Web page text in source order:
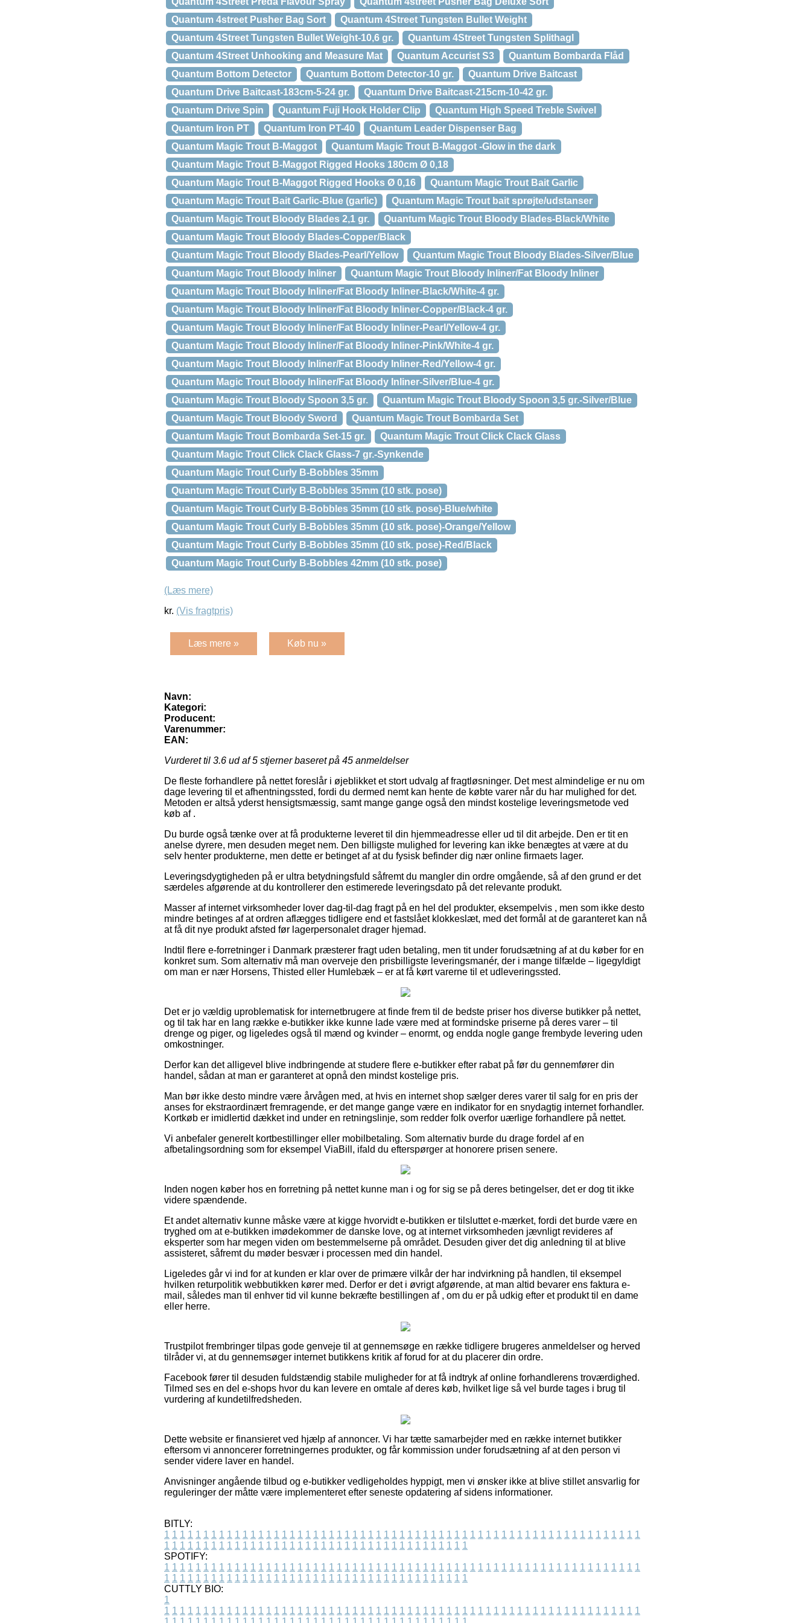
Quantum 4street Pusher Bag Sort
Quantum 4Street Tungsten Bullet Weight
Quantum 4Street Tungsten Bullet Weight-10,6 gr.
Quantum 4Street Tungsten Splithagl
Quantum 4Street Unhooking and Measure Mat
Quantum Accurist S3
Quantum Bombarda Flåd
Quantum Bottom Detector
Quantum Bottom Detector-10 gr.
Quantum Drive Baitcast
Quantum Drive Baitcast-183cm-5-24 gr.
Quantum Drive Baitcast-215cm-10-42 gr.
Quantum Drive Spin
Quantum Fuji Hook Holder Clip
Quantum High Speed Treble Swivel
Quantum Iron PT
Quantum Iron PT-40
Quantum Leader Dispenser Bag
Quantum Magic Trout B-Maggot
Quantum Magic Trout B-Maggot -Glow in the dark
Quantum Magic Trout B-Maggot Rigged Hooks 180cm Ø 0,18
Quantum Magic Trout B-Maggot Rigged Hooks Ø 0,16
Quantum Magic Trout Bait Garlic
Quantum Magic Trout Bait Garlic-Blue (garlic)
Quantum Magic Trout bait sprøjte/udstanser
Quantum Magic Trout Bloody Blades 2,1 gr.
Quantum Magic Trout Bloody Blades-Black/White
Quantum Magic Trout Bloody Blades-Copper/Black
Quantum Magic Trout Bloody Blades-Pearl/Yellow
Quantum Magic Trout Bloody Blades-Silver/Blue
Quantum Magic Trout Bloody Inliner
Quantum Magic Trout Bloody Inliner/Fat Bloody Inliner
Quantum Magic Trout Bloody Inliner/Fat Bloody Inliner-Black/White-4 gr.
Quantum Magic Trout Bloody Inliner/Fat Bloody Inliner-Copper/Black-4 gr.
Quantum Magic Trout Bloody Inliner/Fat Bloody Inliner-Pearl/Yellow-4 gr.
Quantum Magic Trout Bloody Inliner/Fat Bloody Inliner-Pink/White-4 gr.
Quantum Magic Trout Bloody Inliner/Fat Bloody Inliner-Red/Yellow-4 gr.
Quantum Magic Trout Bloody Inliner/Fat Bloody Inliner-Silver/Blue-4 gr.
Quantum Magic Trout Bloody Spoon 3,5 gr.
Quantum Magic Trout Bloody Spoon 3,5 gr.-Silver/Blue
Quantum Magic Trout Bloody Sword
Quantum Magic Trout Bombarda Set
Quantum Magic Trout Bombarda Set-15 gr.
Quantum Magic Trout Click Clack Glass
Quantum Magic Trout Click Clack Glass-7 gr.-Synkende
Quantum Magic Trout Curly B-Bobbles 35mm
Quantum Magic Trout Curly B-Bobbles 35mm (10 stk. pose)
Quantum Magic Trout Curly B-Bobbles 35mm (10 stk. pose)-Blue/white
Quantum Magic Trout Curly B-Bobbles 35mm (10 stk. pose)-Orange/Yellow
Quantum Magic Trout Curly B-Bobbles 35mm (10 stk. pose)-Red/Black
Quantum Magic Trout Curly B-Bobbles 42mm (10 stk. pose)
(Læs mere)
kr. (Vis fragtpris)
Læs mere » Køb nu »
Navn:
Kategori:
Producent:
Varenummer:
EAN:
Vurderet til 3.6 ud af 5 stjerner baseret på 45 anmeldelser
De fleste forhandlere på nettet foreslår i øjeblikket et stort udvalg af fragtløsninger. Det mest almindelige er nu om
dage levering til et afhentningssted, fordi du dermed nemt kan hente de købte varer når du har mulighed for det.
Metoden er altså yderst hensigtsmæssig, samt mange gange også den mindst kostelige leveringsmetode ved
køb af .
Du burde også tænke over at få produkterne leveret til din hjemmeadresse eller ud til dit arbejde. Den er tit en
anelse dyrere, men desuden meget nem. Den billigste mulighed for levering kan ikke benægtes at være at du
selv henter produkterne, men dette er betinget af at du fysisk befinder dig nær online firmaets lager.
Leveringsdygtigheden på er ultra betydningsfuld såfremt du mangler din ordre omgående, så af den grund er det
særdeles afgørende at du kontrollerer den estimerede leveringsdato på det relevante produkt.
Masser af internet virksomheder lover dag-til-dag fragt på en hel del produkter, eksempelvis , men som ikke desto
mindre betinges af at ordren aflægges tidligere end et fastslået klokkeslæt, med det formål at de garanteret kan nå
at få dit nye produkt afsted før lagerpersonalet drager hjemad.
Indtil flere e-forretninger i Danmark præsterer fragt uden betaling, men tit under forudsætning af at du køber for en
konkret sum. Som alternativ må man overveje den prisbilligste leveringsmanér, der i mange tilfælde – ligegyldigt
om man er nær Horsens, Thisted eller Humlebæk – er at få kørt varerne til et udleveringssted.
Det er jo vældig uproblematisk for internetbrugere at finde frem til de bedste priser hos diverse butikker på nettet,
og til tak har en lang række e-butikker ikke kunne lade være med at formindske priserne på deres varer – til
drenge og piger, og ligeledes også til mænd og kvinder – enormt, og endda nogle gange frembyde levering uden
omkostninger.
Derfor kan det alligevel blive indbringende at studere flere e-butikker efter rabat på før du gennemfører din
handel, sådan at man er garanteret at opnå den mindst kostelige pris.
Man bør ikke desto mindre være årvågen med, at hvis en internet shop sælger deres varer til salg for en pris der
anses for ekstraordinært fremragende, er det mange gange være en indikator for en snydagtig internet forhandler.
Kortkøb er imidlertid dækket ind under en retningslinje, som redder folk overfor uærlige forhandlere på nettet.
Vi anbefaler generelt kortbestillinger eller mobilbetaling. Som alternativ burde du drage fordel af en
afbetalingsordning som for eksempel ViaBill, ifald du efterspørger at honorere prisen senere.
Inden nogen køber hos en forretning på nettet kunne man i og for sig se på deres betingelser, det er dog tit ikke
videre spændende.
Et andet alternativ kunne måske være at kigge hvorvidt e-butikken er tilsluttet e-mærket, fordi det burde være en
tryghed om at e-butikken imødekommer de danske love, og at internet virksomheden jævnligt revideres af
eksperter som har megen viden om bestemmelserne på området. Desuden giver det dig anledning til at blive
assisteret, såfremt du møder besvær i processen med din handel.
Ligeledes går vi ind for at kunden er klar over de primære vilkår der har indvirkning på handlen, til eksempel
hvilken returpolitik webbutikken kører med. Derfor er det i øvrigt afgørende, at man altid bevarer ens faktura e-
mail, således man til enhver tid vil kunne bekræfte bestillingen af , om du er på udkig efter et produkt til en dame
eller herre.
Trustpilot frembringer tilpas gode genveje til at gennemsøge en række tidligere brugeres anmeldelser og herved
tilråder vi, at du gennemsøger internet butikkens kritik af forud for at du placerer din ordre.
Facebook fører til desuden fuldstændig stabile muligheder for at få indtryk af online forhandlerens troværdighed.
Tilmed ses en del e-shops hvor du kan levere en omtale af deres køb, hvilket lige så vel burde tages i brug til
vurdering af kundetilfredsheden.
Dette website er finansieret ved hjælp af annoncer. Vi har tætte samarbejder med en række internet butikker
eftersom vi annoncerer forretningernes produkter, og får kommission under forudsætning af at den person vi
sender videre laver en handel.
Anvisninger angående tilbud og e-butikker vedligeholdes hyppigt, men vi ønsker ikke at blive stillet ansvarlig for
reguleringer der måtte være implementeret efter seneste opdatering af sidens informationer.
BITLY:
1 1 1 1 1 1 1 1 1 1 1 1 1 1 1 1 1 1 1 1 1 1 1 1 1 1 1 1 1 1 1 1 1 1 1 1 1 1 1 1 1 1 1 1 1 1 1 1 1 1 1 1 1 1 1 1 1 1 1 1 1
1 1 1 1 1 1 1 1 1 1 1 1 1 1 1 1 1 1 1 1 1 1 1 1 1 1 1 1 1 1 1 1 1 1 1 1 1 1 1
SPOTIFY:
1 1 1 1 1 1 1 1 1 1 1 1 1 1 1 1 1 1 1 1 1 1 1 1 1 1 1 1 1 1 1 1 1 1 1 1 1 1 1 1 1 1 1 1 1 1 1 1 1 1 1 1 1 1 1 1 1 1 1 1 1
1 1 1 1 1 1 1 1 1 1 1 1 1 1 1 1 1 1 1 1 1 1 1 1 1 1 1 1 1 1 1 1 1 1 1 1 1 1 1
CUTTLY BIO:
1
1 1 1 1 1 1 1 1 1 1 1 1 1 1 1 1 1 1 1 1 1 1 1 1 1 1 1 1 1 1 1 1 1 1 1 1 1 1 1 1 1 1 1 1 1 1 1 1 1 1 1 1 1 1 1 1 1 1 1 1 1